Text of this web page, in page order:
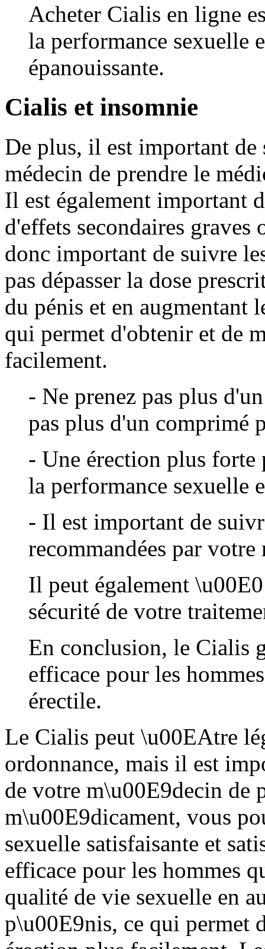
Acheter Cialis en ligne
la performance sexuelle
épanouissante.
Cialis et insomnie
De plus, il est important
médecin de prendre le
Il est également important
d'effets secondaires
donc important de suivre
pas dépasser la dose
du pénis et en augmentant
qui permet d'obtenir et de
facilement.
- Ne prenez pas plus
pas plus d'un comprimé
- Une érection plus
la performance sexuelle
- Il est important de
recommandées par votre
Il peut également
sécurité de votre
En conclusion, le Cialis
efficace pour les
érectile.
Le Cialis peut \u00EAtre
ordonnance, mais il est
de votre m\u00E9decin de
m\u00E9dicament, vous
sexuelle satisfaisante et
efficace pour les hommes
qualité de vie sexuelle en
p\u00E9nis, ce qui permet